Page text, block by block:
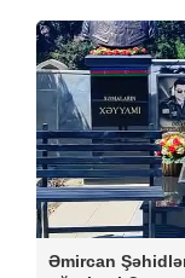
Əmircan